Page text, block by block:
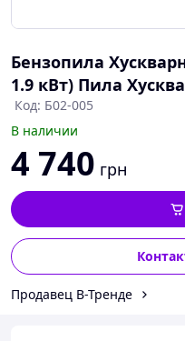
Бензопила
1.9 кВт) Пила
Код: Б02-005
В наличии
4 740 грн
Продавец В-Тренде